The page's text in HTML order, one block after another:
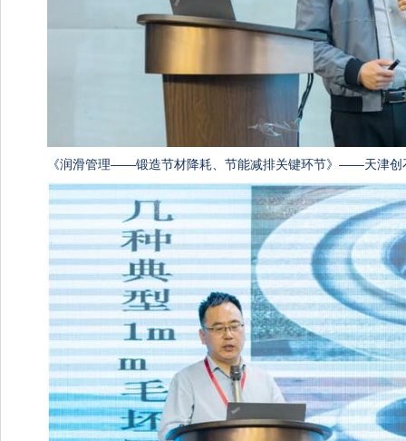
《润滑管理——锻造节材降耗、节能减排关键环节》——天津创